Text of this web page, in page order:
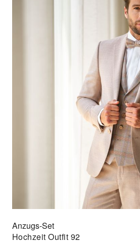
Anzugs-Set
Hochzeit Outfit 92